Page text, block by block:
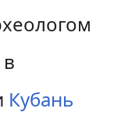
в
Кубань